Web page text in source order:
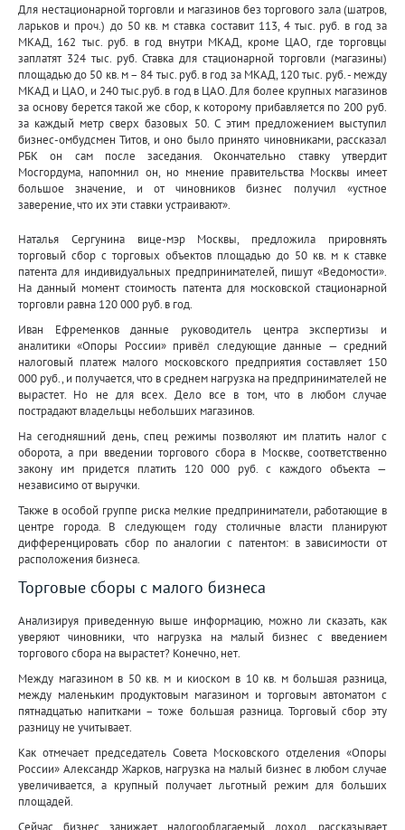
Для нестационарной торговли и магазинов без торгового зала (шатров,
ларьков и проч.) до 50 кв. м ставка составит 113, 4 тыс. руб. в год за
МКАД, 162 тыс. руб. в год внутри МКАД, кроме ЦАО, где торговцы
заплатят 324 тыс. руб. Ставка для стационарной торговли (магазины)
площадью до 50 кв. м – 84 тыс. руб. в год за МКАД, 120 тыс. руб. - между
МКАД и ЦАО, и 240 тыс.руб. в год в ЦАО. Для более крупных магазинов
за основу берется такой же сбор, к которому прибавляется по 200 руб.
за каждый метр сверх базовых 50. С этим предложением выступил
бизнес-омбудсмен Титов, и оно было принято чиновниками, рассказал
РБК он сам после заседания. Окончательно ставку утвердит
Мосгордума, напомнил он, но мнение правительства Москвы имеет
большое значение, и от чиновников бизнес получил «устное
заверение, что их эти ставки устраивают».
Наталья Сергунина вице-мэр Москвы, предложила прировнять
торговый сбор с торговых объектов площадью до 50 кв. м к ставке
патента для индивидуальных предпринимателей, пишут «Ведомости».
На данный момент стоимость патента для московской стационарной
торговли равна 120 000 руб. в год.
Иван Ефременков данные руководитель центра экспертизы и
аналитики «Опоры России» привёл следующие данные — средний
налоговый платеж малого московского предприятия составляет 150
000 руб., и получается, что в среднем нагрузка на предпринимателей не
вырастет. Но не для всех. Дело все в том, что в любом случае
пострадают владельцы небольших магазинов.
На сегодняшний день, спец режимы позволяют им платить налог с
оборота, а при введении торгового сбора в Москве, соответственно
закону им придется платить 120 000 руб. с каждого объекта —
независимо от выручки.
Также в особой группе риска мелкие предприниматели, работающие в
центре города. В следующем году столичные власти планируют
дифференцировать сбор по аналогии с патентом: в зависимости от
расположения бизнеса.
Торговые сборы с малого бизнеса
Анализируя приведенную выше информацию, можно ли сказать, как
уверяют чиновники, что нагрузка на малый бизнес с введением
торгового сбора на вырастет? Конечно, нет.
Между магазином в 50 кв. м и киоском в 10 кв. м большая разница,
между маленьким продуктовым магазином и торговым автоматом с
пятнадцатью напитками – тоже большая разница. Торговый сбор эту
разницу не учитывает.
Как отмечает председатель Совета Московского отделения «Опоры
России» Александр Жарков, нагрузка на малый бизнес в любом случае
увеличивается, а крупный получает льготный режим для больших
площадей.
Сейчас бизнес занижает налогооблагаемый доход, рассказывает